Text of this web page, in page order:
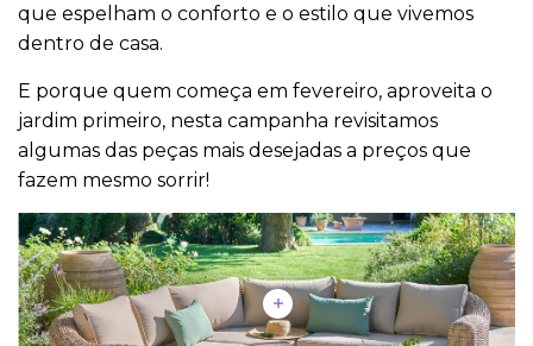
que espelham o conforto e o estilo que vivemos
dentro de casa.
E porque quem começa em fevereiro, aproveita o
jardim primeiro, nesta campanha revisitamos
algumas das peças mais desejadas a preços que
fazem mesmo sorrir!